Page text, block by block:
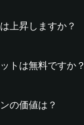
上昇しますか？
トは無料ですか？
の価値は？